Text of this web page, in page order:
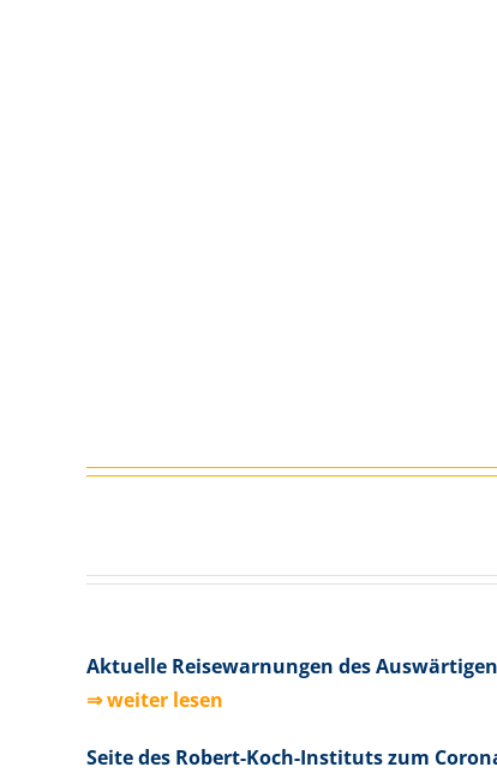
Aktuelle Reisewarnungen des
⇒ weiter lesen
Seite des Robert-Koch-Instituts zum